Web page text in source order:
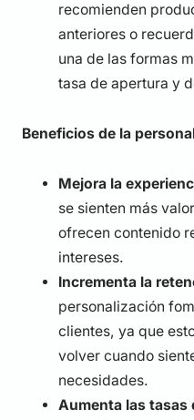
recomienden
anteriores o
una de las formas
tasa de apertura y
Beneficios de la
Mejora la
se sienten más
ofrecen contenido
intereses.
Incrementa la
personalización
clientes, ya que
volver cuando
necesidades.
Aumenta las tasas